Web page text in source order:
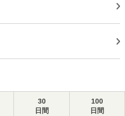
30
日間
100
日間